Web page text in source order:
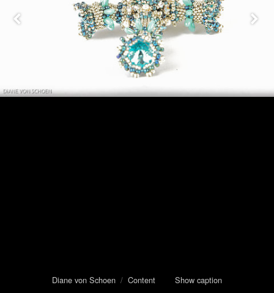
Diane von Schoen / Content Show caption